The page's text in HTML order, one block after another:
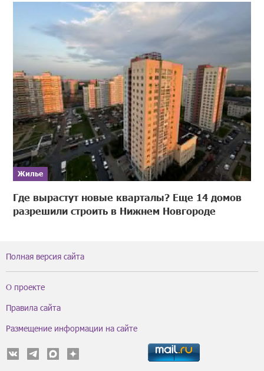
Жилье
Где вырастут новые кварталы? Еще 14 домов
разрешили строить в Нижнем Новгороде
Полная версия сайта
О проекте
Правила сайта
Размещение информации на сайте